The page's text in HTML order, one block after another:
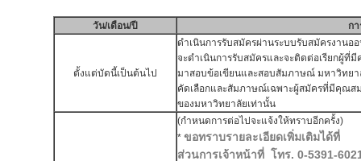
วัน/เดือน/ปี ก
ตั้งแต่บัดนี้เป็นต้นไป
ดำเนินการรับสมัครผ่านระบบรับสมัครงานอ
จะดำเนินการรับสมัครและจะติดต่อเรียกผู้ที่
มาสอบข้อเขียนและสอบสัมภาษณ์ มหาวิทยา
คัดเลือกและสัมภาษณ์เฉพาะผู้สมัครที่มีคุณส
ของมหาวิทยาลัยเท่านั้น
(กำหนดการต่อไปจะแจ้งให้ทราบอีกครั้ง)
* ขอทราบรายละเอียดเพิ่มเติมได้ที่
ส่วนการเจ้าหน้าที่ โทร. 0-5391-